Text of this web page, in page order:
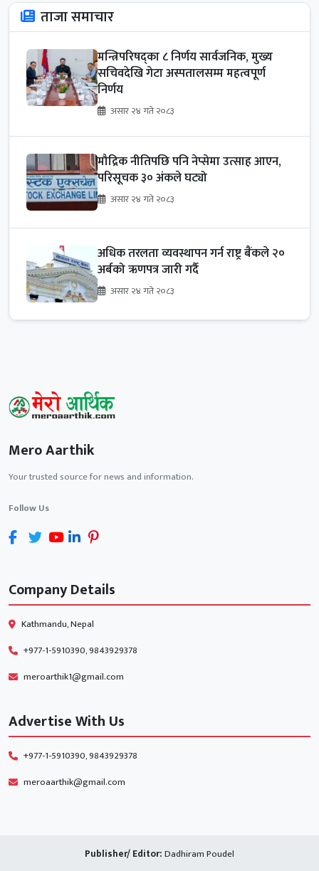
ताजा समाचार
मन्त्रिपरिषद्का ८ निर्णय सार्वजनिक, मुख्य
सचिवदेखि गेटा अस्पतालसम्म महत्वपूर्ण
निर्णय
असार २४ गते २०८३
मौद्रिक नीतिपछि पनि नेप्सेमा उत्साह आएन,
परिसूचक ३० अंकले घट्यो
असार २४ गते २०८३
अधिक तरलता व्यवस्थापन गर्न राष्ट्र बैंकले २०
अर्बको ऋणपत्र जारी गर्दै
असार २४ गते २०८३
Mero Aarthik
Your trusted source for news and information.
Follow Us
Company Details
Kathmandu, Nepal
+977-1-5910390, 9843929378
meroarthik1@gmail.com
Advertise With Us
+977-1-5910390, 9843929378
meroaarthik@gmail.com
Publisher/ Editor:Dadhiram Poudel